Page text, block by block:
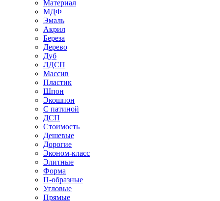
Материал
МДФ
Эмаль
Акрил
Береза
Дерево
Дуб
ЛДСП
Массив
Пластик
Шпон
Экошпон
С патиной
ДСП
Стоимость
Дешевые
Дорогие
Эконом-класс
Элитные
Форма
П-образные
Угловые
Прямые